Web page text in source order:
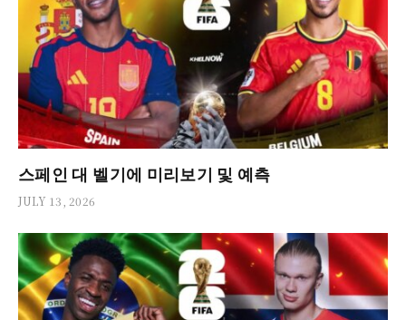
스페인 대 벨기에 미리보기 및 예측
JULY 13, 2026